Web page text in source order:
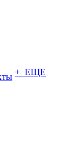
+ ЕЩЕ